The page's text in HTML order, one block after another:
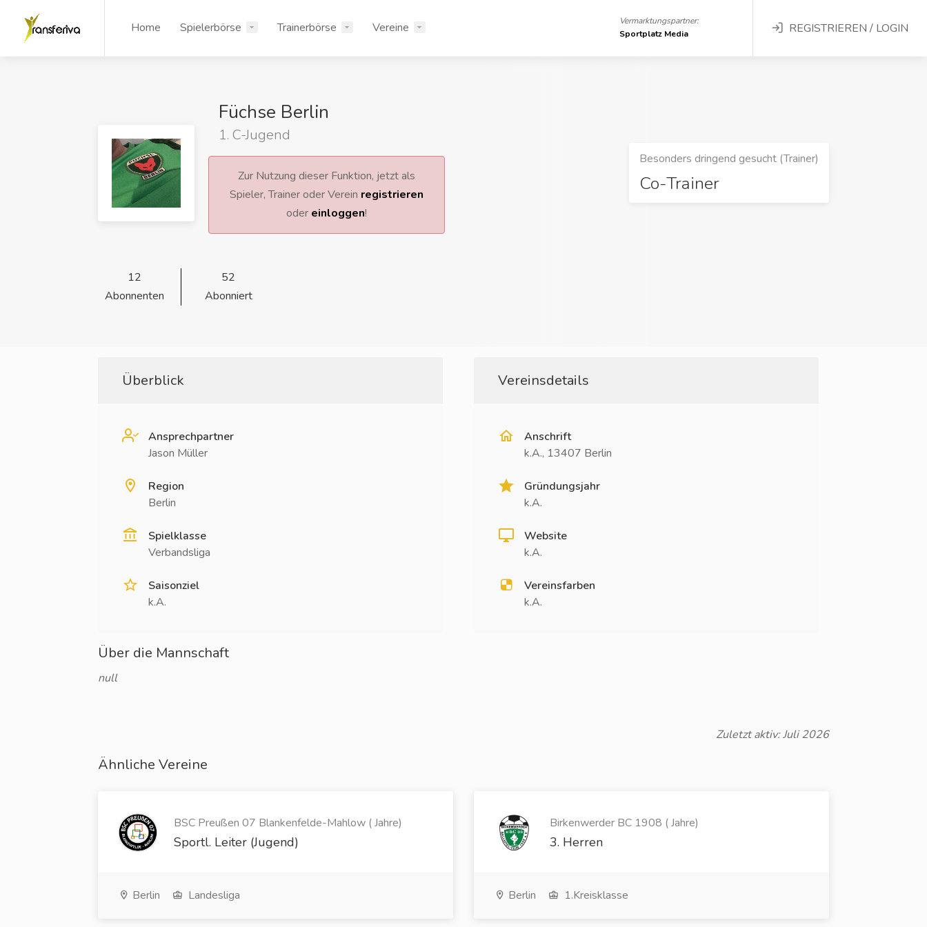
Home Spielerbörse Trainerbörse Vereine
Vermarktungspartner:
Sportplatz Media
REGISTRIEREN / LOGIN
Füchse Berlin
1. C-Jugend
Zur Nutzung dieser Funktion, jetzt als
Spieler, Trainer oder Verein registrieren
oder einloggen!
Besonders dringend gesucht (Trainer)
Co-Trainer
12
Abonnenten
52
Abonniert
Überblick
Ansprechpartner
Jason Müller
Region
Berlin
Spielklasse
Verbandsliga
Saisonziel
k.A.
Vereinsdetails
Anschrift
k.A., 13407 Berlin
Gründungsjahr
k.A.
Website
k.A.
Vereinsfarben
k.A.
Über die Mannschaft
null
Zuletzt aktiv: Juli 2026
Ähnliche Vereine
BSC Preußen 07 Blankenfelde-Mahlow ( Jahre)
Sportl. Leiter (Jugend)
Berlin Landesliga
Birkenwerder BC 1908 ( Jahre)
3. Herren
Berlin 1.Kreisklasse